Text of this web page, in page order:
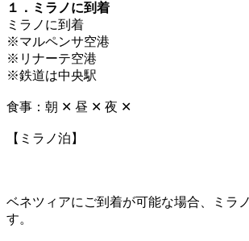
１．ミラノに到着
ミラノに到着
※マルペンサ空港
※リナーテ空港
※鉄道は中央駅
食事：朝 ✕ 昼 ✕ 夜 ✕
【ミラノ泊】
ベネツィアにご到着が可能な場合、ミラ
す。